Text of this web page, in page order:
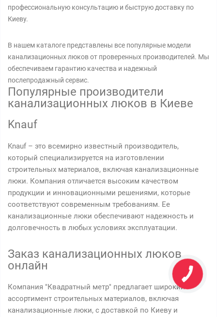
профессиональную консультацию и быструю доставку по
Киеву.
В нашем каталоге представлены все популярные модели
канализационных люков от проверенных производителей. Мы
обеспечиваем гарантию качества и надежный
послепродажный сервис.
Популярные производители
канализационных люков в Киеве
Knauf
Knauf – это всемирно известный производитель,
который специализируется на изготовлении
строительных материалов, включая канализационные
люки. Компания отличается высоким качеством
продукции и инновационными решениями, которые
соответствуют современным требованиям. Ее
канализационные люки обеспечивают надежность и
долговечность в любых условиях эксплуатации.
Заказ канализационных люков
онлайн
Компания "Квадратный метр" предлагает широкий
ассортимент строительных материалов, включая
канализационные люки, с доставкой по Киеву и